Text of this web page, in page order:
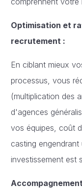
Optimisation et
recrutement :
En ciblant mieux
processus, vous
(multiplication des
d'agences
vos équipes, coût
casting
investissement est